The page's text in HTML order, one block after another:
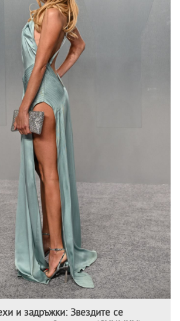
и задръжки: Звездите се